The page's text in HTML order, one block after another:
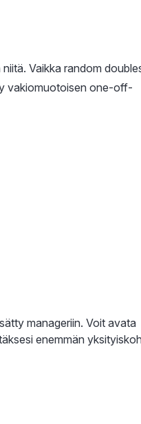
Vaikka random
vakiomuotoisen one-off-
manageriin. Voit avata
enemmän